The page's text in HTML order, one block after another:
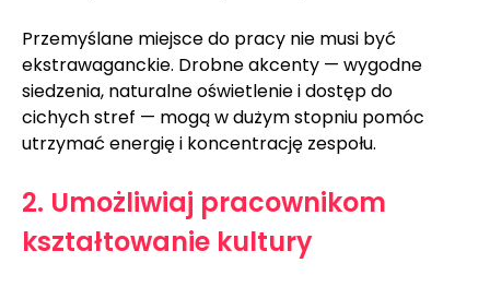
Przemyślane miejsce do pracy nie musi być
ekstrawaganckie. Drobne akcenty — wygodne
siedzenia, naturalne oświetlenie i dostęp do
cichych stref — mogą w dużym stopniu pomóc
utrzymać energię i koncentrację zespołu.
2. Umożliwiaj pracownikom
kształtowanie kultury